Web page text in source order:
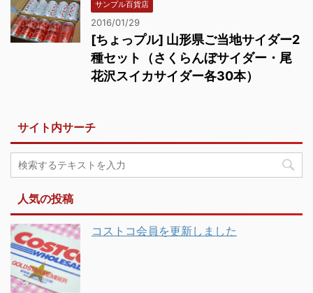
サンプル百貨店
2016/01/29
[ちょっプル] 山形県ご当地サイダー2
種セット（さくらんぼサイダー・尾
花沢スイカサイダー各30本）
サイト内サーチ
人気の投稿
コストコ会員を更新しました